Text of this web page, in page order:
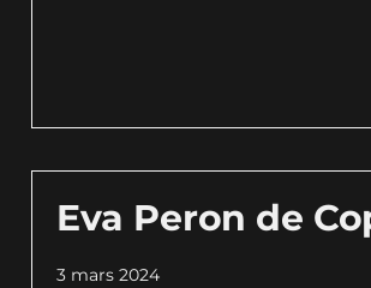
Eva Peron de
3 mars 2024